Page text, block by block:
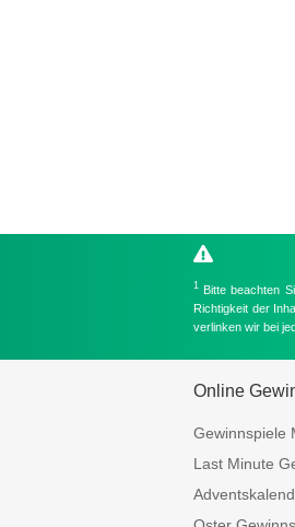
1 Bitte beachten
Richtigkeit der
verlinken wir bei
Online
Gewinnspiele
Last Minute